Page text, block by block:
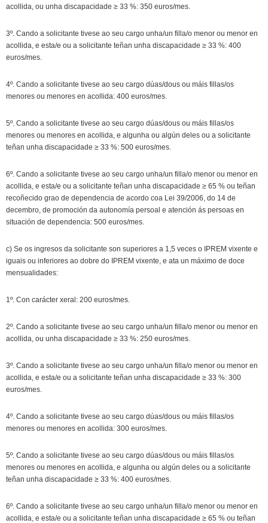
acollida, ou unha discapacidade ≥ 33 %: 350 euros/mes.
3º. Cando a solicitante tivese ao seu cargo unha/un filla/o menor ou menor en
acollida, e esta/e ou a solicitante teñan unha discapacidade ≥ 33 %: 400
euros/mes.
4º. Cando a solicitante tivese ao seu cargo dúas/dous ou máis fillas/os
menores ou menores en acollida: 400 euros/mes.
5º. Cando a solicitante tivese ao seu cargo dúas/dous ou máis fillas/os
menores ou menores en acollida, e algunha ou algún deles ou a solicitante
teñan unha discapacidade ≥ 33 %: 500 euros/mes.
6º. Cando a solicitante tivese ao seu cargo unha/un filla/o menor ou menor en
acollida, e esta/e ou a solicitante teñan unha discapacidade ≥ 65 % ou teñan
recoñecido grao de dependencia de acordo coa Lei 39/2006, do 14 de
decembro, de promoción da autonomía persoal e atención ás persoas en
situación de dependencia: 500 euros/mes.
c) Se os ingresos da solicitante son superiores a 1,5 veces o IPREM vixente e
iguais ou inferiores ao dobre do IPREM vixente, e ata un máximo de doce
mensualidades:
1º. Con carácter xeral: 200 euros/mes.
2º. Cando a solicitante tivese ao seu cargo unha/un filla/o menor ou menor en
acollida, ou unha discapacidade ≥ 33 %: 250 euros/mes.
3º. Cando a solicitante tivese ao seu cargo unha/un filla/o menor ou menor en
acollida, e esta/e ou a solicitante teñan unha discapacidade ≥ 33 %: 300
euros/mes.
4º. Cando a solicitante tivese ao seu cargo dúas/dous ou máis fillas/os
menores ou menores en acollida: 300 euros/mes.
5º. Cando a solicitante tivese ao seu cargo dúas/dous ou máis fillas/os
menores ou menores en acollida, e algunha ou algún deles ou a solicitante
teñan unha discapacidade ≥ 33 %: 400 euros/mes.
6º. Cando a solicitante tivese ao seu cargo unha/un filla/o menor ou menor en
acollida, e esta/e ou a solicitante teñan unha discapacidade ≥ 65 % ou teñan